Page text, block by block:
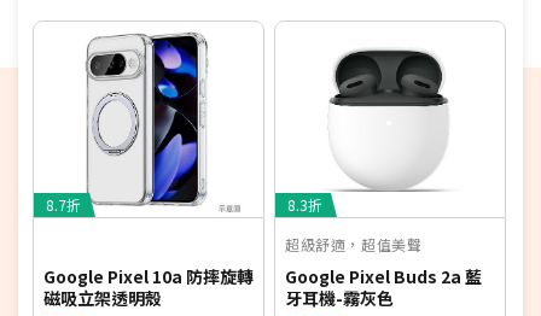
8.7折
Google Pixel 10a 防摔旋轉
磁吸立架透明殼
8.3折
超級舒適，超值美聲
Google Pixel Buds 2a 藍
牙耳機-霧灰色